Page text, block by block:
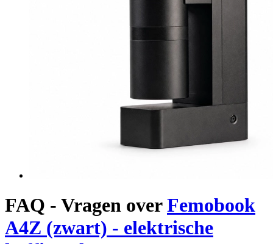
FAQ - Vragen overFemobook
A4Z (zwart) - elektrische